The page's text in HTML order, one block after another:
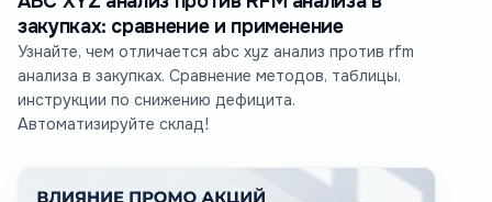
закупках: сравнение и применение
Узнайте, чем отличается abc xyz анализ против rfm
анализа в закупках. Сравнение методов, таблицы,
инструкции по снижению дефицита.
Автоматизируйте склад!